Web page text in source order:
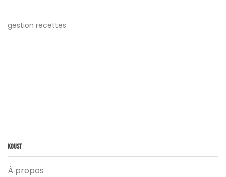
gestion recettes
Koust
À propos